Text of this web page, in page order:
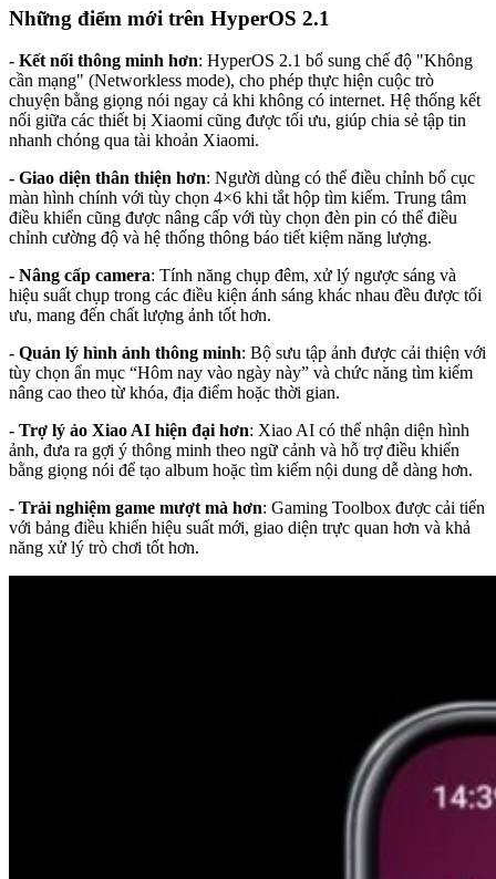
Những điểm mới trên HyperOS 2.1
- Kết nối thông minh hơn: HyperOS 2.1 bổ sung chế độ "Không
cần mạng" (Networkless mode), cho phép thực hiện cuộc trò
chuyện bằng giọng nói ngay cả khi không có internet. Hệ thống kết
nối giữa các thiết bị Xiaomi cũng được tối ưu, giúp chia sẻ tập tin
nhanh chóng qua tài khoản Xiaomi.
- Giao diện thân thiện hơn: Người dùng có thể điều chỉnh bố cục
màn hình chính với tùy chọn 4×6 khi tắt hộp tìm kiếm. Trung tâm
điều khiển cũng được nâng cấp với tùy chọn đèn pin có thể điều
chỉnh cường độ và hệ thống thông báo tiết kiệm năng lượng.
- Nâng cấp camera: Tính năng chụp đêm, xử lý ngược sáng và
hiệu suất chụp trong các điều kiện ánh sáng khác nhau đều được tối
ưu, mang đến chất lượng ảnh tốt hơn.
- Quản lý hình ảnh thông minh: Bộ sưu tập ảnh được cải thiện với
tùy chọn ẩn mục “Hôm nay vào ngày này” và chức năng tìm kiếm
nâng cao theo từ khóa, địa điểm hoặc thời gian.
- Trợ lý ảo Xiao AI hiện đại hơn: Xiao AI có thể nhận diện hình
ảnh, đưa ra gợi ý thông minh theo ngữ cảnh và hỗ trợ điều khiển
bằng giọng nói để tạo album hoặc tìm kiếm nội dung dễ dàng hơn.
- Trải nghiệm game mượt mà hơn: Gaming Toolbox được cải tiến
với bảng điều khiển hiệu suất mới, giao diện trực quan hơn và khả
năng xử lý trò chơi tốt hơn.